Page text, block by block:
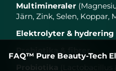
Multimineraler
Järn, Zink, Selen, Koppar,
Elektrolyter & hydrering
FAQ™ Pure Beauty-Tech